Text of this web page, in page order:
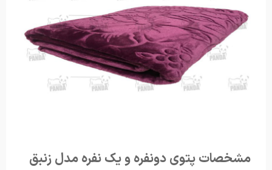
مشخصات پتوی دونفره و یک نفره مدل زنبق